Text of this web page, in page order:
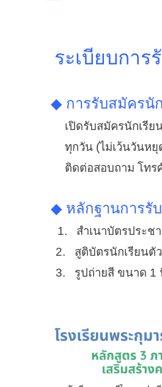
ระเบียบกา
◆ การรับสมัครนั
เปิดรับสมัครนักเรีย
ทุกวัน (ไม่เว้นวันหยุด
ติดต่อสอบถาม โทรศั
◆ หลักฐานการรั
1. สำเนาบัตรประช
2. สูติบัตรนักเรียนตัว
3. รูปถ่ายสี ขนาด 1